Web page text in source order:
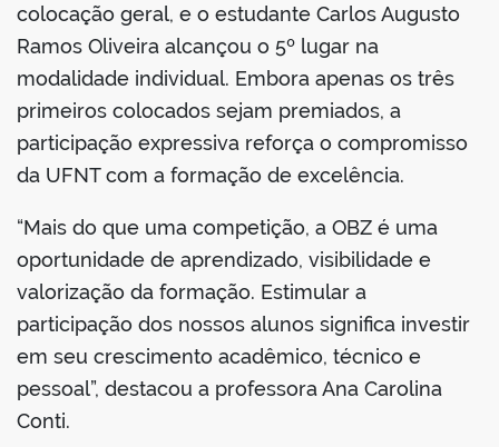
colocação geral, e o estudante Carlos Augusto
Ramos Oliveira alcançou o 5º lugar na
modalidade individual. Embora apenas os três
primeiros colocados sejam premiados, a
participação expressiva reforça o compromisso
da UFNT com a formação de excelência.
“Mais do que uma competição, a OBZ é uma
oportunidade de aprendizado, visibilidade e
valorização da formação. Estimular a
participação dos nossos alunos significa investir
em seu crescimento acadêmico, técnico e
pessoal”, destacou a professora Ana Carolina
Conti.